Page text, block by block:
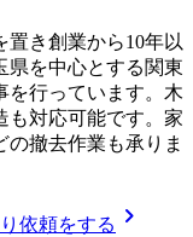
き創業から10年以
県を中心とする関東
を行っています。木
も対応可能です。家
撤去作業も承りま
依頼をする chevron_right